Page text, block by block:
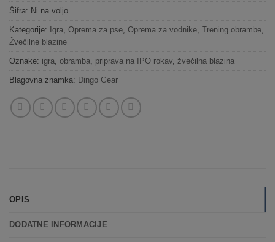
Šifra: Ni na voljo
Kategorije: Igra, Oprema za pse, Oprema za vodnike, Trening obrambe,
Žvečilne blazine
Oznake: igra, obramba, priprava na IPO rokav, žvečilna blazina
Blagovna znamka: Dingo Gear
OPIS
DODATNE INFORMACIJE